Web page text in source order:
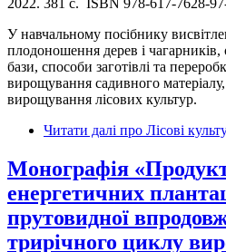
2022. 381 с. ISBN 978-617-7628-97-
У навчальному посібнику
плодоношення дерев і чагарників,
бази, способи заготівлі та
вирощування садивного
вирощування лісових культур.
Читати далі про Лісові
Монографія
енергетичних
прутовидної
трирічного циклу